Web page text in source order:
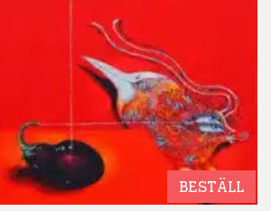
BESTÄLL